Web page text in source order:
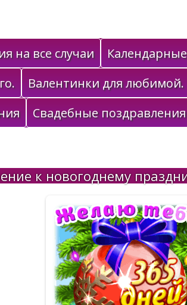
на все случаи
Валентинки для любимой.
Свадебные поздравления
к новогоднему